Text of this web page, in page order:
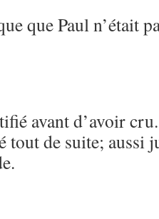
que Paul n’était
avant d’avoir
tout de suite; aussi